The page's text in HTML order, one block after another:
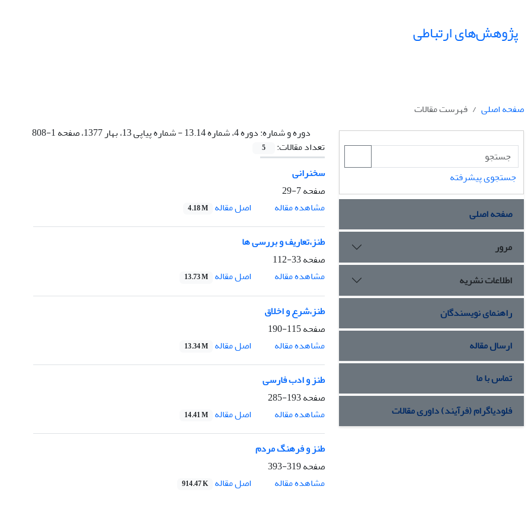
پژوهش‌های ارتباطی
صفحه اصلی
فهرست مقالات
دوره و شماره:دوره 4، شماره 13.14 - شماره پیاپی 13، بهار 1377، صفحه 1-808
تعداد مقالات:
5
سخنرانی
صفحه7-29
مشاهده مقاله
اصل مقاله 4.18 M
طنز،تعاریف و بررسی ها
صفحه33-112
مشاهده مقاله
اصل مقاله 13.73 M
طنز،شرع و اخلاق
صفحه115-190
مشاهده مقاله
اصل مقاله 13.34 M
طنز و ادب فارسی
صفحه193-285
مشاهده مقاله
اصل مقاله 14.41 M
طنز و فرهنگ مردم
صفحه319-393
مشاهده مقاله
اصل مقاله 914.47 K
جستجوی پیشرفته
صفحه اصلی
مرور
اطلاعات نشریه
راهنمای نویسندگان
ارسال مقاله
تماس با ما
فلودیاگرام (فرآیند) داوری مقالات